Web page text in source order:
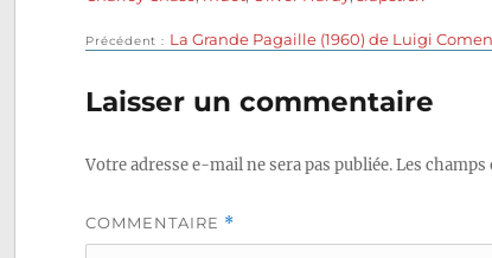
Navigation
de
l’article
Précédent
Publication
La Grande Pagaille (1960) de Luigi
Laisser un commentaire
Votre adresse e-mail ne sera pas publiée.Les
COMMENTAIRE *